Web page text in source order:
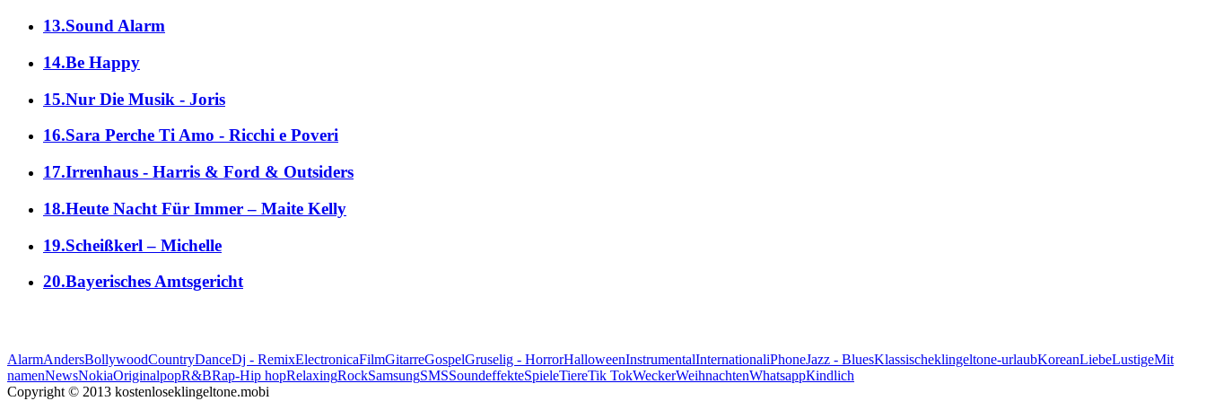
13.Sound Alarm
14.Be Happy
15.Nur Die Musik - Joris
16.Sara Perche Ti Amo - Ricchi e Poveri
17.Irrenhaus - Harris & Ford & Outsiders
18.Heute Nacht Für Immer – Maite Kelly
19.Scheißkerl – Michelle
20.Bayerisches Amtsgericht
AlarmAndersBollywoodCountryDanceDj - RemixElectronicaFilmGitarreGospelGruselig - HorrorHalloweenInstrumentalInternationaliPhoneJazz - BluesKlassischeklingeltone-urlaubKoreanLiebeLustigeMit
namenNewsNokiaOriginalpopR&BRap-Hip hopRelaxingRockSamsungSMSSoundeffekteSpieleTiereTik TokWeckerWeihnachtenWhatsappКindlich
Copyright © 2013 kostenloseklingeltone.mobi